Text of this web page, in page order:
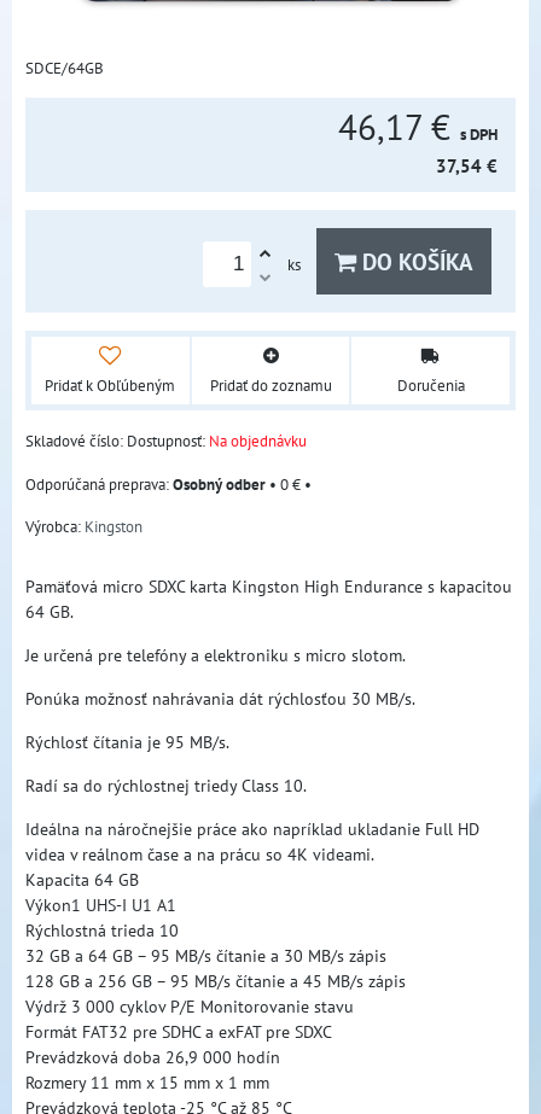
SDCE/64GB
46,17 € s DPH
37,54 €
ks DO KOŠÍKA
Pridať k Obľúbeným Pridať do zoznamu Doručenia
Skladové číslo: Dostupnosť: Na objednávku
Osobný odber • 0 € •
Výrobca: Kingston
Pamäťová micro SDXC karta Kingston High Endurance s kapacitou
64 GB.
Je určená pre telefóny a elektroniku s micro slotom.
Ponúka možnosť nahrávania dát rýchlosťou 30 MB/s.
Rýchlosť čítania je 95 MB/s.
Radí sa do rýchlostnej triedy Class 10.
Ideálna na náročnejšie práce ako napríklad ukladanie Full HD
videa v reálnom čase a na prácu so 4K videami.
Kapacita 64 GB
Výkon1 UHS-I U1 A1
Rýchlostná trieda 10
32 GB a 64 GB – 95 MB/s čítanie a 30 MB/s zápis
128 GB a 256 GB – 95 MB/s čítanie a 45 MB/s zápis
Výdrž 3 000 cyklov P/E Monitorovanie stavu
Formát FAT32 pre SDHC a exFAT pre SDXC
Prevádzková doba 26,9 000 hodín
Rozmery 11 mm x 15 mm x 1 mm
Prevádzková teplota -25 °C až 85 °C